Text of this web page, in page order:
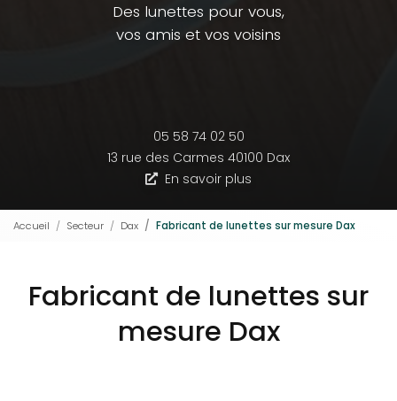
Des lunettes pour vous,
vos amis et vos voisins
05 58 74 02 50
13 rue des Carmes 40100 Dax
En savoir plus
Accueil Secteur Dax Fabricant de lunettes sur mesure Dax
Fabricant de lunettes sur
mesure Dax